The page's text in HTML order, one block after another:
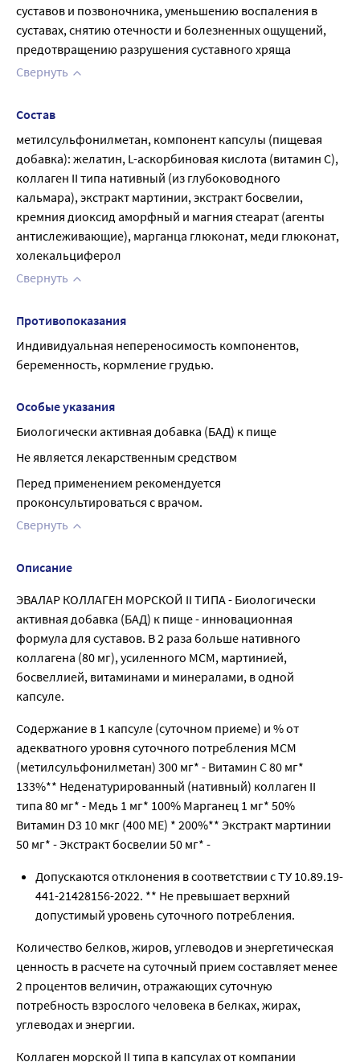
суставов и позвоночника, уменьшению воспаления в
суставах, снятию отечности и болезненных ощущений,
предотвращению разрушения суставного хряща
Свернуть
Состав
метилсульфонилметан, компонент капсулы (пищевая
добавка): желатин, L-аскорбиновая кислота (витамин С),
коллаген II типа нативный (из глубоководного
кальмара), экстракт мартинии, экстракт босвелии,
кремния диоксид аморфный и магния стеарат (агенты
антислеживающие), марганца глюконат, меди глюконат,
холекальциферол
Свернуть
Противопоказания
Индивидуальная непереносимость компонентов,
беременность, кормление грудью.
Особые указания
Биологически активная добавка (БАД) к пище
Не является лекарственным средством
Перед применением рекомендуется
проконсультироваться с врачом.
Свернуть
Описание
ЭВАЛАР КОЛЛАГЕН МОРСКОЙ II ТИПА - Биологически
активная добавка (БАД) к пище - инновационная
формула для суставов. В 2 раза больше нативного
коллагена (80 мг), усиленного МСМ, мартинией,
босвеллией, витаминами и минералами, в одной
капсуле.
Содержание в 1 капсуле (суточном приеме) и % от
адекватного уровня суточного потребления МСМ
(метилсульфонилметан) 300 мг* - Витамин С 80 мг*
133%** Неденатурированный (нативный) коллаген II
типа 80 мг* - Медь 1 мг* 100% Марганец 1 мг* 50%
Витамин D3 10 мкг (400 ME) * 200%** Экстракт мартинии
50 мг* - Экстракт босвелии 50 мг* -
Допускаются отклонения в соответствии с ТУ 10.89.19-
441-21428156-2022. ** Не превышает верхний
допустимый уровень суточного потребления.
Количество белков, жиров, углеводов и энергетическая
ценность в расчете на суточный прием составляет менее
2 процентов величин, отражающих суточную
потребность взрослого человека в белках, жирах,
углеводах и энергии.
Коллаген морской II типа в капсулах от компании